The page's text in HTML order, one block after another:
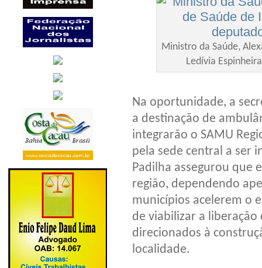
Ministro da Saúde,
Ledívia
Na oportunidade, a
a destinação de
integrarão o SAMU
pela sede central a ser
Padilha assegurou que
região, dependendo
municípios acelerem o
de viabilizar a
direcionados à
localidade.